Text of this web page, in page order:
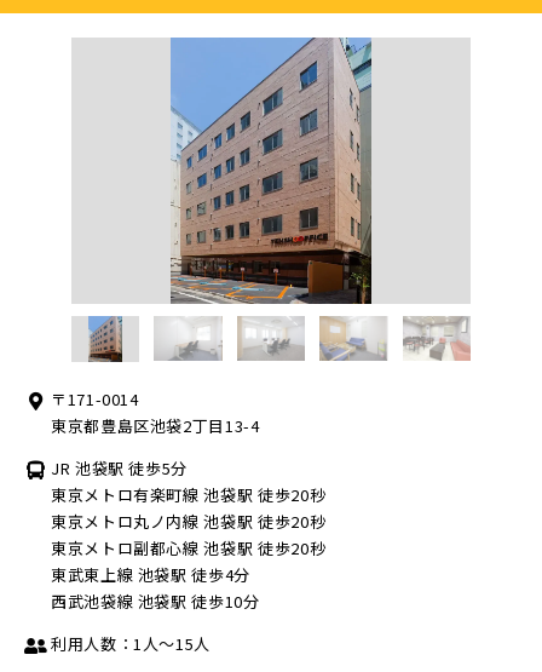
〒171-0014
東京都豊島区池袋2丁目13-4
JR 池袋駅 徒歩5分
東京メトロ有楽町線 池袋駅 徒歩20秒
東京メトロ丸ノ内線 池袋駅 徒歩20秒
東京メトロ副都心線 池袋駅 徒歩20秒
東武東上線 池袋駅 徒歩4分
西武池袋線 池袋駅 徒歩10分
利用人数：1人～15人